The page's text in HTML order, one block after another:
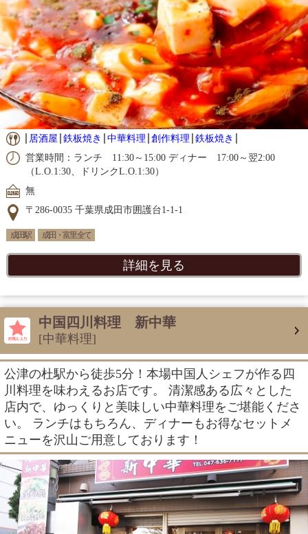
居酒屋 鉄板焼き 中華料理 創作料理 鉄板焼き
営業時間：ランチ 11:30～15:00 ディナー 17:00～翌2:00
（L.O.1:30、ドリンクL.O.1:30）
無
〒286-0035 千葉県成田市囲護台1-1-1
成田駅 成田・富里 全て
詳細を見る
中国四川料理 新中華
[中華料理]
公津の杜駅から徒歩5分！本場中国人シェフが作る四
川料理を味わえるお店です。 清潔感ある広々とした
店内で、ゆっくりと美味しい中華料理をご堪能くださ
い。 ランチはもちろん、ディナーもお得なセットメ
ニューを沢山ご用意しております！